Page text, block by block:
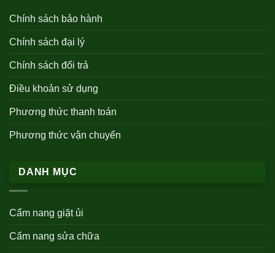
Chính sách bảo hành
Chính sách đại lý
Chính sách đổi trả
Điều khoản sử dụng
Phương thức thanh toán
Phương thức vận chuyển
DANH MỤC
Cẩm nang giặt ủi
Cẩm nang sửa chữa